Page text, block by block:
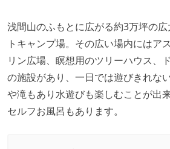
浅間山のふもとに広がる約3万坪の
トキャンプ場。その広い場内にはア
リン広場、瞑想用のツリーハウス、
の施設があり、一日では遊びきれな
や滝もあり水遊びも楽しむことが出
セルフお風呂もあります。